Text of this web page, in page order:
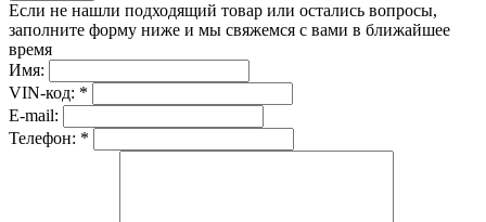
Если не нашли подходящий товар или остались вопросы,
заполните форму ниже и мы свяжемся с вами в ближайшее
время
Имя:
VIN-код: *
E-mail:
Телефон: *